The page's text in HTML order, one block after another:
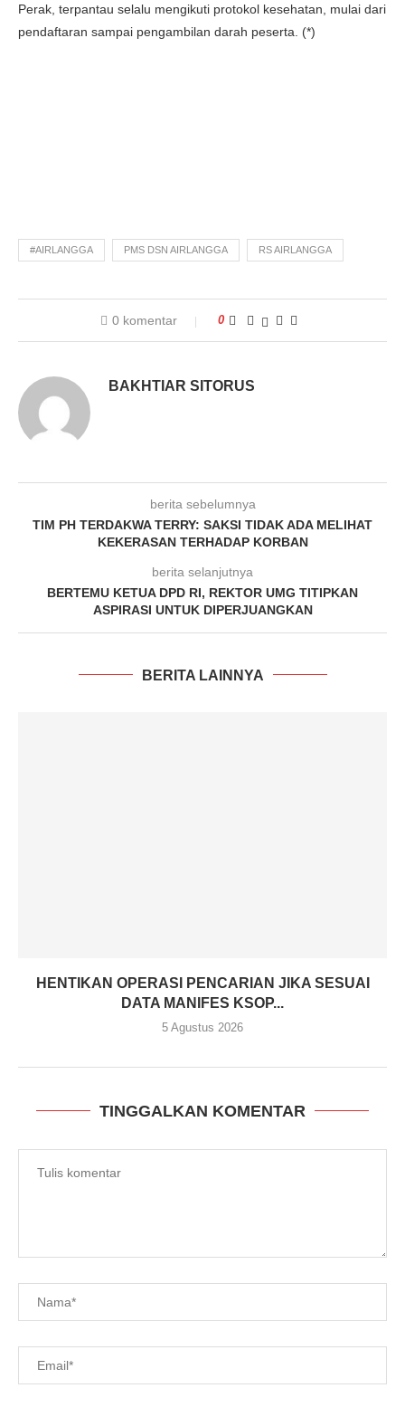
Perak, terpantau selalu mengikuti protokol kesehatan, mulai dari
pendaftaran sampai pengambilan darah peserta. (*)
#AIRLANGGA PMS DSN AIRLANGGA RS AIRLANGGA
0 komentar 0
BAKHTIAR SITORUS
berita sebelumnya
TIM PH TERDAKWA TERRY: SAKSI TIDAK ADA MELIHAT
KEKERASAN TERHADAP KORBAN
berita selanjutnya
BERTEMU KETUA DPD RI, REKTOR UMG TITIPKAN
ASPIRASI UNTUK DIPERJUANGKAN
BERITA LAINNYA
HENTIKAN OPERASI PENCARIAN JIKA SESUAI
DATA MANIFES KSOP...
5 Agustus 2026
TINGGALKAN KOMENTAR